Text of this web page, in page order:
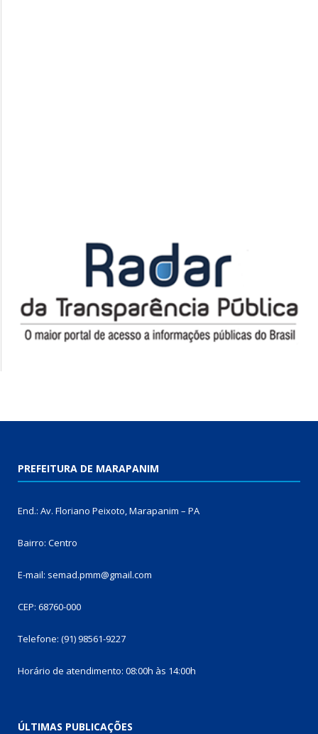
PREFEITURA DE MARAPANIM
End.: Av. Floriano Peixoto, Marapanim – PA
Bairro: Centro
E-mail: semad.pmm@gmail.com
CEP: 68760-000
Telefone: (91) 98561-9227
Horário de atendimento: 08:00h às 14:00h
ÚLTIMAS PUBLICAÇÕES